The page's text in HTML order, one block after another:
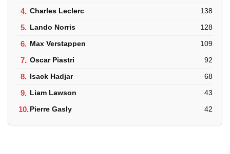
4. Charles Leclerc 138
5. Lando Norris 128
6. Max Verstappen 109
7. Oscar Piastri 92
8. Isack Hadjar 68
9. Liam Lawson 43
10.Pierre Gasly 42